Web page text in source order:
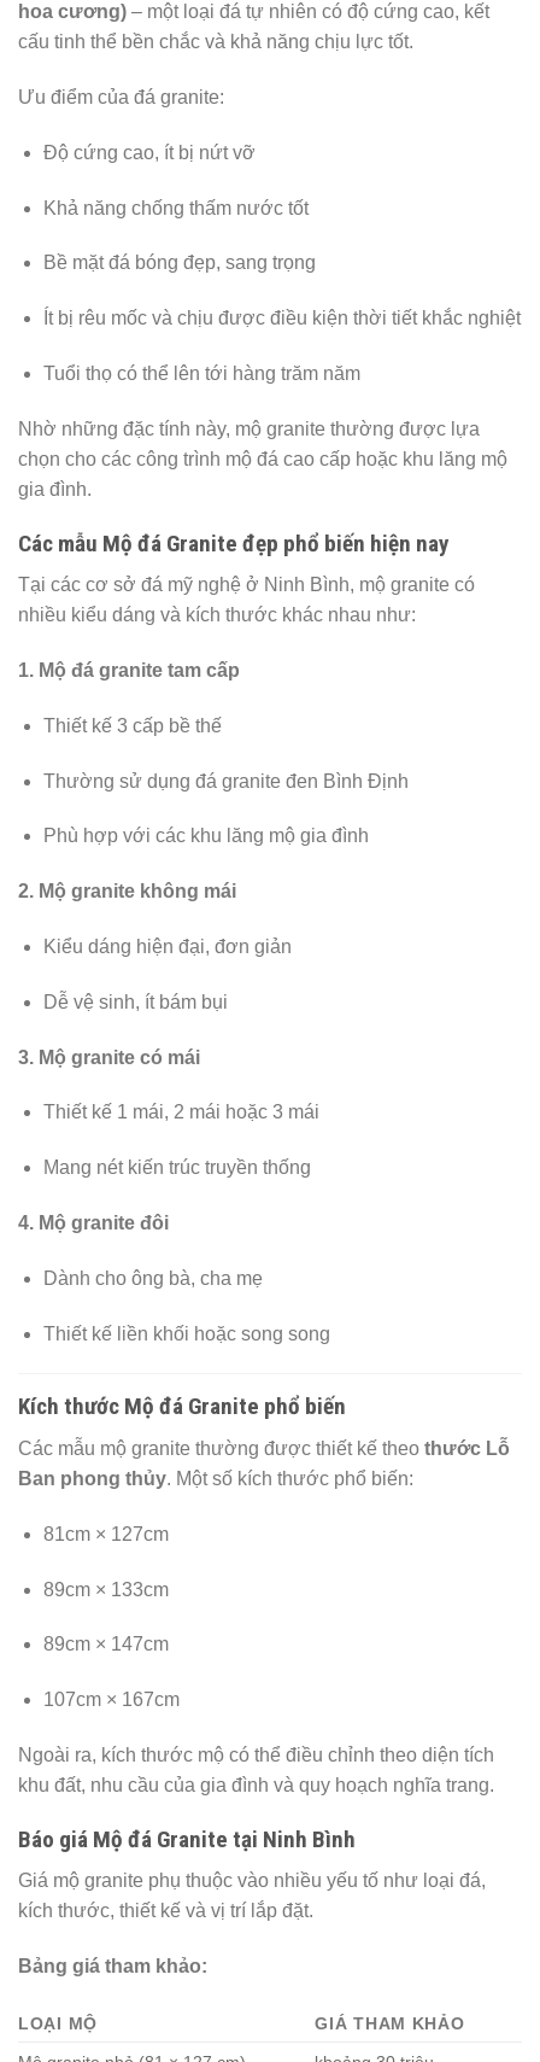
hoa cương) – một loại đá tự nhiên có độ cứng cao, kết
cấu tinh thể bền chắc và khả năng chịu lực tốt.
Ưu điểm của đá granite:
Độ cứng cao, ít bị nứt vỡ
Khả năng chống thấm nước tốt
Bề mặt đá bóng đẹp, sang trọng
Ít bị rêu mốc và chịu được điều kiện thời tiết khắc nghiệt
Tuổi thọ có thể lên tới hàng trăm năm
Nhờ những đặc tính này, mộ granite thường được lựa
chọn cho các công trình mộ đá cao cấp hoặc khu lăng mộ
gia đình.
Các mẫu Mộ đá Granite đẹp phổ biến hiện nay
Tại các cơ sở đá mỹ nghệ ở Ninh Bình, mộ granite có
nhiều kiểu dáng và kích thước khác nhau như:
1. Mộ đá granite tam cấp
Thiết kế 3 cấp bề thế
Thường sử dụng đá granite đen Bình Định
Phù hợp với các khu lăng mộ gia đình
2. Mộ granite không mái
Kiểu dáng hiện đại, đơn giản
Dễ vệ sinh, ít bám bụi
3. Mộ granite có mái
Thiết kế 1 mái, 2 mái hoặc 3 mái
Mang nét kiến trúc truyền thống
4. Mộ granite đôi
Dành cho ông bà, cha mẹ
Thiết kế liền khối hoặc song song
Kích thước Mộ đá Granite phổ biến
Các mẫu mộ granite thường được thiết kế theo thước Lỗ
Ban phong thủy. Một số kích thước phổ biến:
81cm × 127cm
89cm × 133cm
89cm × 147cm
107cm × 167cm
Ngoài ra, kích thước mộ có thể điều chỉnh theo diện tích
khu đất, nhu cầu của gia đình và quy hoạch nghĩa trang.
Báo giá Mộ đá Granite tại Ninh Bình
Giá mộ granite phụ thuộc vào nhiều yếu tố như loại đá,
kích thước, thiết kế và vị trí lắp đặt.
Bảng giá tham khảo:
LOẠI MỘ
GIÁ THAM KHẢO